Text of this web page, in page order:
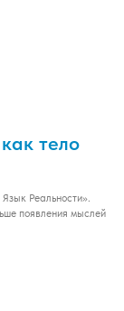
тело
Реальности».
появления мыслей